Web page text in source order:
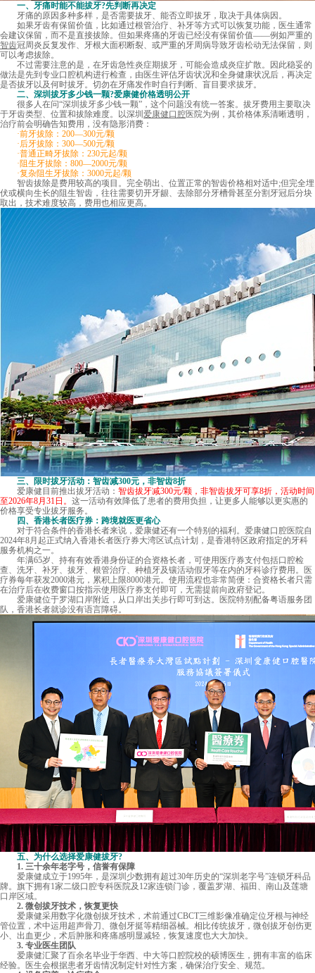
一、牙痛时能不能拔牙?先判断再决定
牙痛的原因多种多样，是否需要拔牙、能否立即拔牙，取决于具体病因。
如果牙齿有保留价值，比如通过根管治疗、补牙等方式可以恢复功能，医生通常
会建议保留，而不是直接拔除。但如果疼痛的牙齿已经没有保留价值——例如严重的
智齿冠周炎反复发作、牙根大面积断裂、或严重的牙周病导致牙齿松动无法保留，则
可以考虑拔除。
不过需要注意的是，在牙齿急性炎症期拔牙，可能会造成炎症扩散。因此稳妥的
做法是先到专业口腔机构进行检查，由医生评估牙齿状况和全身健康状况后，再决定
是否拔牙以及何时拔牙。切勿在牙痛发作时自行判断、盲目要求拔牙。
二、深圳拔牙多少钱一颗?爱康健价格透明公开
很多人在问“深圳拔牙多少钱一颗”，这个问题没有统一答案。拔牙费用主要取决
于牙齿类型、位置和拔除难度。以深圳 爱康健口腔医院为例，其价格体系清晰透明，
治疗前会明确告知费用，没有隐形消费：
·前牙拔除：200—300元/颗
·后牙拔除：300—500元/颗
·普通正畸牙拔除：230元起/颗
·阻生牙拔除：800—2000元/颗
·复杂阻生牙拔除：3000元起/颗
智齿拔除是费用较高的项目。完全萌出、位置正常的智齿价格相对适中;但完全埋
伏或横向生长的阻生智齿，往往需要切开牙龈、去除部分牙槽骨甚至分割牙冠后分块
取出，技术难度较高，费用也相应更高。
三、限时拔牙活动：智齿减300元，非智齿8折
爱康健目前推出拔牙活动： 智齿拔牙减300元/颗，非智齿拔牙可享8折，活动时间
至2026年8月31日。 这一活动有效降低了患者的费用负担，让更多人能够以更实惠的
价格享受专业拔牙服务。
四、香港长者医疗券：跨境就医更省心
对于符合条件的香港长者来说，爱康健还有一个特别的福利。爱康健口腔医院自
2024年8月起正式纳入香港长者医疗券大湾区试点计划，是香港特区政府指定的牙科
服务机构之一。
年满65岁、持有有效香港身份证的合资格长者，可使用医疗券支付包括口腔检
查、洗牙、补牙、拔牙、根管治疗、种植牙及镶活动假牙等在内的牙科诊疗费用。医
疗券每年获发2000港元，累积上限8000港元。使用流程也非常简便：合资格长者只需
在治疗后在收费窗口按指示使用医疗券支付即可，无需提前向政府登记。
爱康健位于罗湖口岸附近，从口岸出关步行即可到达。医院特别配备粤语服务团
队，香港长者就诊没有语言障碍。
五、为什么选择爱康健拔牙?
1. 三十余年老字号，信誉有保障
爱康健成立于1995年，是深圳少数拥有超过30年历史的“深圳老字号”连锁牙科品
牌。旗下拥有1家二级口腔专科医院及12家连锁门诊，覆盖罗湖、福田、南山及莲塘
口岸区域。
2. 微创拔牙技术，恢复更快
爱康健采用数字化微创拔牙技术，术前通过CBCT三维影像准确定位牙根与神经
管位置，术中运用超声骨刀、微创牙挺等精细器械。相比传统拔牙，微创拔牙创伤更
小、出血更少，术后肿胀和疼痛感明显减轻，恢复速度也大大加快。
3. 专业医生团队
爱康健汇聚了百余名毕业于华西、中大等口腔院校的硕博医生，拥有丰富的临床
经验。医生会根据患者牙齿情况制定针对性方案，确保治疗安全、规范。